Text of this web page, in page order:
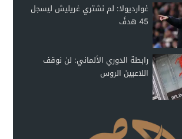
غوارديولا: لم نشتري غريليش ليسجل
45 هدفً
رابطة الدوري الألماني: لن نوقف
اللاعبين الروس